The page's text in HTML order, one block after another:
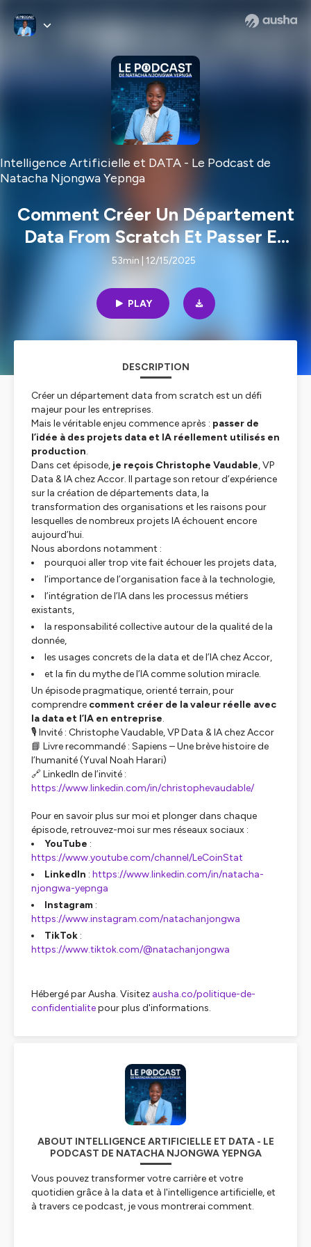
Intelligence Artificielle et DATA - Le Podcast de
Natacha Njongwa Yepnga
Comment Créer Un Département
Data From Scratch Et Passer En
Production
53min | 12/15/2025
PLAY
DESCRIPTION
Créer un département data from scratch est un défi
majeur pour les entreprises.
Mais le véritable enjeu commence après : passer de
l’idée à des projets data et IA réellement utilisés en
production.
Dans cet épisode, je reçois Christophe Vaudable, VP
Data & IA chez Accor. Il partage son retour d’expérience
sur la création de départements data, la
transformation des organisations et les raisons pour
lesquelles de nombreux projets IA échouent encore
aujourd’hui.
Nous abordons notamment :
pourquoi aller trop vite fait échouer les projets data,
l’importance de l’organisation face à la technologie,
l’intégration de l’IA dans les processus métiers
existants,
la responsabilité collective autour de la qualité de la
donnée,
les usages concrets de la data et de l’IA chez Accor,
et la fin du mythe de l’IA comme solution miracle.
Un épisode pragmatique, orienté terrain, pour
comprendre comment créer de la valeur réelle avec
la data et l’IA en entreprise.
🎙 Invité : Christophe Vaudable, VP Data & IA chez Accor
📘 Livre recommandé : Sapiens – Une brève histoire de
l’humanité(Yuval Noah Harari)
🔗 LinkedIn de l’invité :
https://www.linkedin.com/in/christophevaudable/
Pour en savoir plus sur moi et plonger dans chaque
épisode, retrouvez-moi sur mes réseaux sociaux :
YouTube :
https://www.youtube.com/channel/LeCoinStat
LinkedIn : https://www.linkedin.com/in/natacha-
njongwa-yepnga
Instagram :
https://www.instagram.com/natachanjongwa
TikTok :
https://www.tiktok.com/@natachanjongwa
Hébergé par Ausha. Visitez ausha.co/politique-de-
confidentialitepour plus d'informations.
ABOUT INTELLIGENCE ARTIFICIELLE ET DATA - LE
PODCAST DE NATACHA NJONGWA YEPNGA
Vous pouvez transformer votre carrière et votre
quotidien grâce à la data et à l'intelligence artificielle, et
à travers ce podcast, je vous montrerai comment.